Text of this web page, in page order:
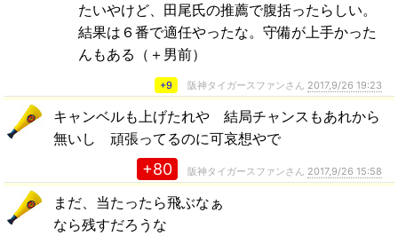
たいやけど、田尾氏の推薦で腹括ったらしい。
結果は６番で適任やったな。守備が上手かった
んもある（＋男前）
+9 阪神タイガースファンさん 2017,9/26 19:23
キャンベルも上げたれや 結局チャンスもあれから
無いし 頑張ってるのに可哀想やで
+80 阪神タイガースファンさん 2017,9/26 15:58
まだ、当たったら飛ぶなぁ
なら残すだろうな